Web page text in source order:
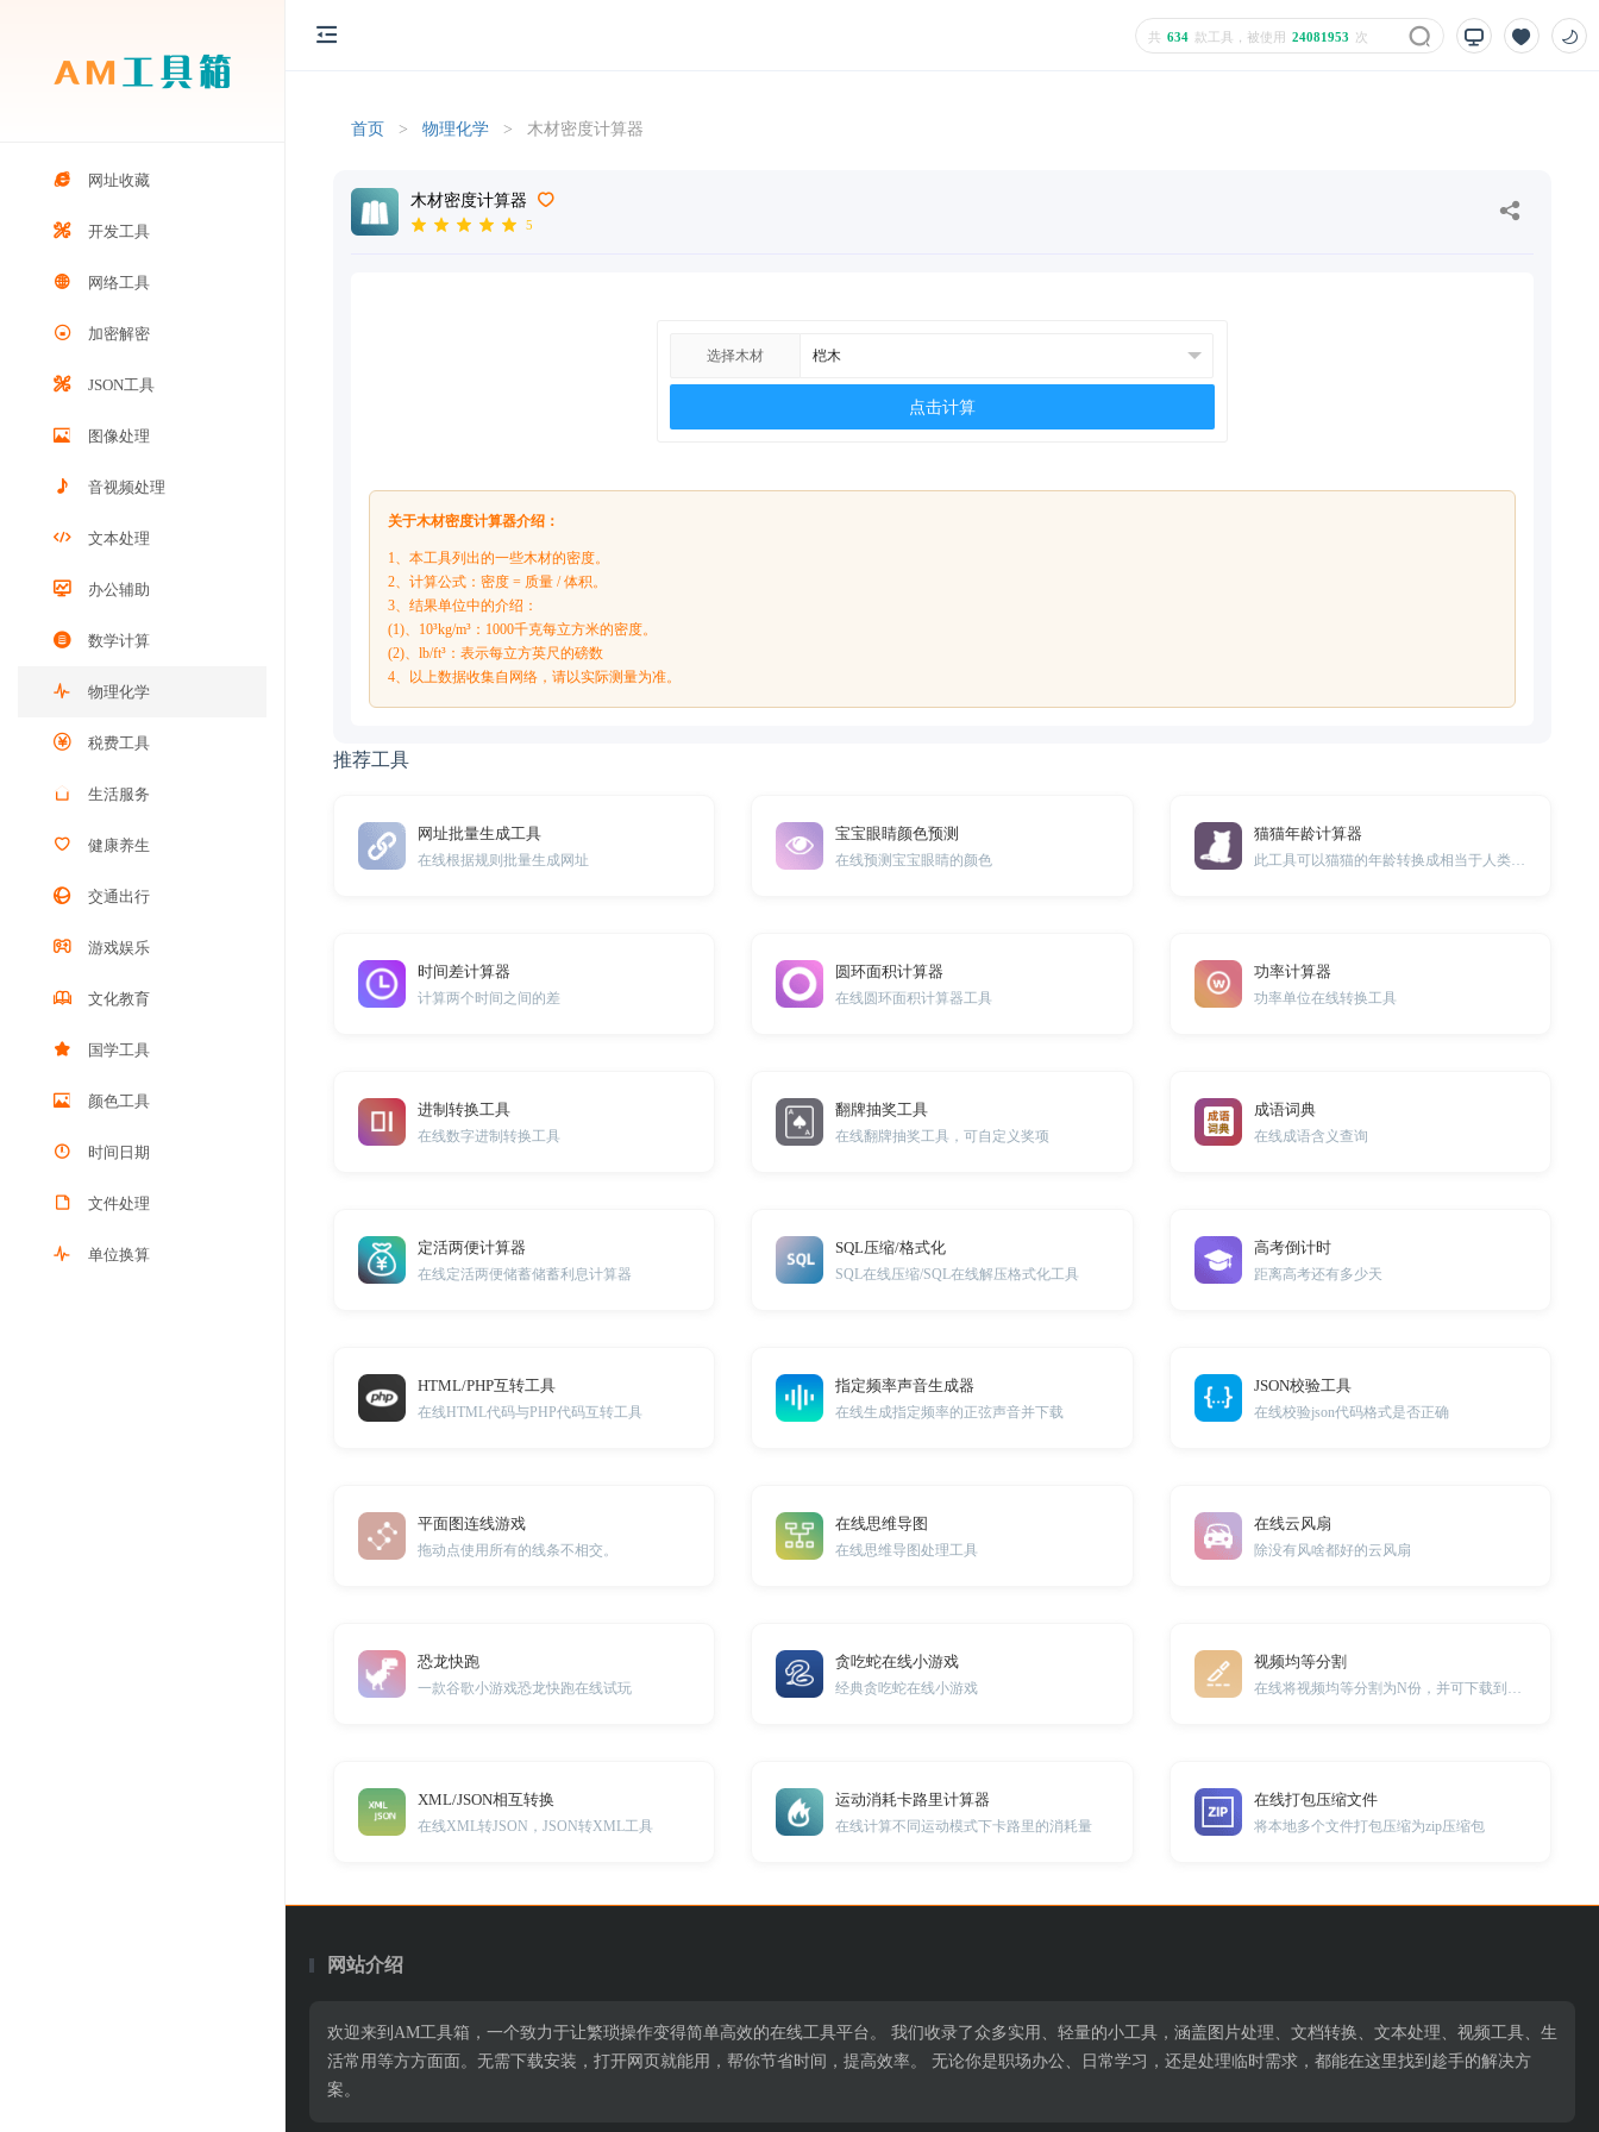
网址收藏
开发工具
网络工具
加密解密
JSON工具
图像处理
音视频处理
文本处理
办公辅助
数学计算
物理化学
税费工具
生活服务
健康养生
交通出行
游戏娱乐
文化教育
国学工具
颜色工具
时间日期
文件处理
单位换算
共 634 款工具，被使用 24081953 次
首页 > 物理化学 > 木材密度计算器
木材密度计算器
5
选择木材
点击计算
关于木材密度计算器介绍：
1、本工具列出的一些木材的密度。
2、计算公式：密度 = 质量 / 体积。
3、结果单位中的介绍：
(1)、10³kg/m³：1000千克每立方米的密度。
(2)、lb/ft³：表示每立方英尺的磅数
4、以上数据收集自网络，请以实际测量为准。
推荐工具
网址批量生成工具
在线根据规则批量生成网址
宝宝眼睛颜色预测
在线预测宝宝眼睛的颜色
猫猫年龄计算器
此工具可以猫猫的年龄转换成相当于人类年龄的年龄
时间差计算器
计算两个时间之间的差
圆环面积计算器
在线圆环面积计算器工具
功率计算器
功率单位在线转换工具
进制转换工具
在线数字进制转换工具
翻牌抽奖工具
在线翻牌抽奖工具，可自定义奖项
成语词典
在线成语含义查询
定活两便计算器
在线定活两便储蓄储蓄利息计算器
SQL压缩/格式化
SQL在线压缩/SQL在线解压格式化工具
高考倒计时
距离高考还有多少天
HTML/PHP互转工具
在线HTML代码与PHP代码互转工具
指定频率声音生成器
在线生成指定频率的正弦声音并下载
JSON校验工具
在线校验json代码格式是否正确
平面图连线游戏
拖动点使用所有的线条不相交。
在线思维导图
在线思维导图处理工具
在线云风扇
除没有风啥都好的云风扇
恐龙快跑
一款谷歌小游戏恐龙快跑在线试玩
贪吃蛇在线小游戏
经典贪吃蛇在线小游戏
视频均等分割
XML/JSON相互转换
在线XML转JSON，JSON转XML工具
运动消耗卡路里计算器
在线计算不同运动模式下卡路里的消耗量
在线打包压缩文件
将本地多个文件打包压缩为zip压缩包
网站介绍
欢迎来到AM工具箱，一个致力于让繁琐操作变得简单高效的在线工具平台。 我们收录了众多实用、轻量的小工具，涵盖图片处理、文档转换、文本处理、视频工具、生
活常用等方方面面。无需下载安装，打开网页就能用，帮你节省时间，提高效率。 无论你是职场办公、日常学习，还是处理临时需求，都能在这里找到趁手的解决方
案。